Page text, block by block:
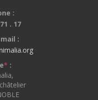
:
. 17
:
* :